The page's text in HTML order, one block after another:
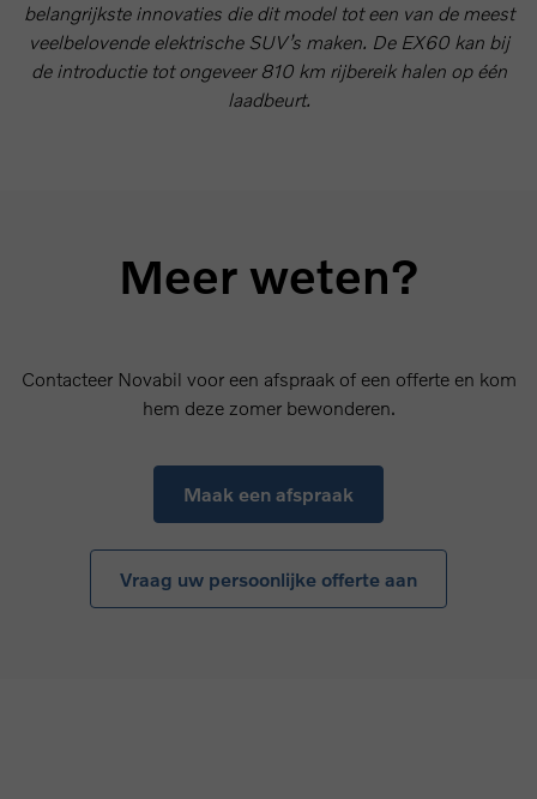
belangrijkste innovaties die dit model tot een van de meest
veelbelovende elektrische SUV’s maken. De EX60 kan bij
de introductie tot ongeveer 810 km rijbereik halen op één
laadbeurt.
Meer weten?
Contacteer Novabil voor een afspraak of een offerte en kom
hem deze zomer bewonderen.
Maak een afspraak
Vraag uw persoonlijke offerte aan